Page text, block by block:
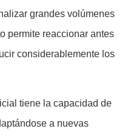
grandes volúmenes
permite reaccionar antes
considerablemente los
tiene la capacidad de
a nuevas